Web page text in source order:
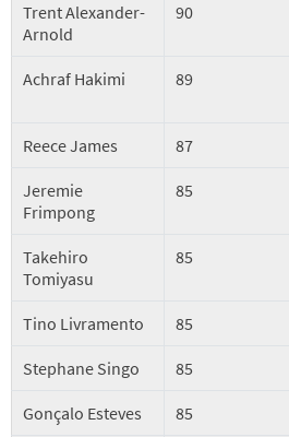
Trent Alexander-
Arnold
90
Achraf Hakimi 89
Reece James 87
Jeremie
Frimpong
85
Takehiro
Tomiyasu
85
Tino Livramento 85
Stephane Singo 85
Gonçalo Esteves 85